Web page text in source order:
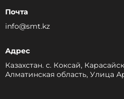
Почта
info@smt.kz
Адрес
Казахстан. с. Коксай,
Алматинская область, Улица